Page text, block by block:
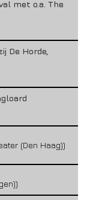
met o.a. The
De Horde,
(Den Haag))